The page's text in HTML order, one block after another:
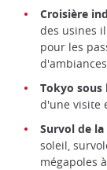
Croisière
des usines
pour les
Tokyo sous
d'une visite
Survol de la
soleil,
mégapoles